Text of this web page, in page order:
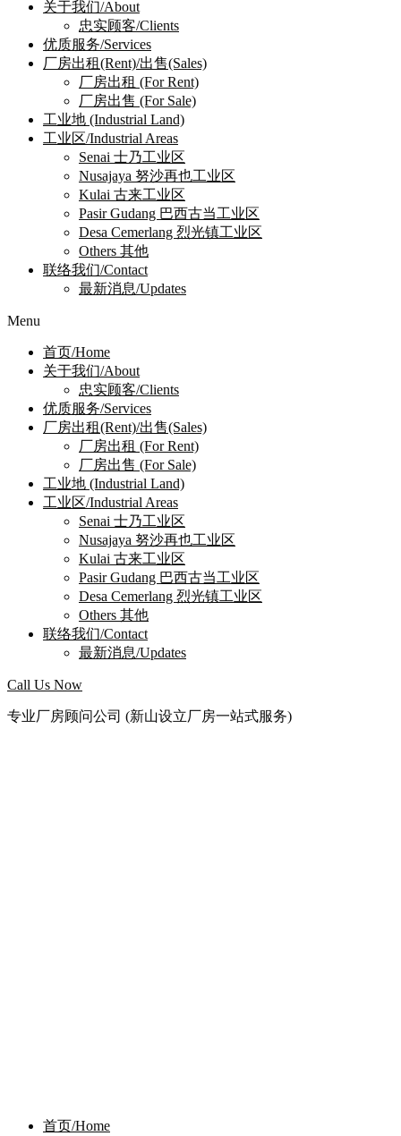
关于我们/About
忠实顾客/Clients
优质服务/Services
厂房出租(Rent)/出售(Sales)
厂房出租 (For Rent)
厂房出售 (For Sale)
工业地 (Industrial Land)
工业区/Industrial Areas
Senai 士乃工业区
Nusajaya 努沙再也工业区
Kulai 古来工业区
Pasir Gudang 巴西古当工业区
Desa Cemerlang 烈光镇工业区
Others 其他
联络我们/Contact
最新消息/Updates
Menu
首页/Home
关于我们/About
忠实顾客/Clients
优质服务/Services
厂房出租(Rent)/出售(Sales)
厂房出租 (For Rent)
厂房出售 (For Sale)
工业地 (Industrial Land)
工业区/Industrial Areas
Senai 士乃工业区
Nusajaya 努沙再也工业区
Kulai 古来工业区
Pasir Gudang 巴西古当工业区
Desa Cemerlang 烈光镇工业区
Others 其他
联络我们/Contact
最新消息/Updates
Call Us Now
专业厂房顾问公司 (新山设立厂房一站式服务)
首页/Home